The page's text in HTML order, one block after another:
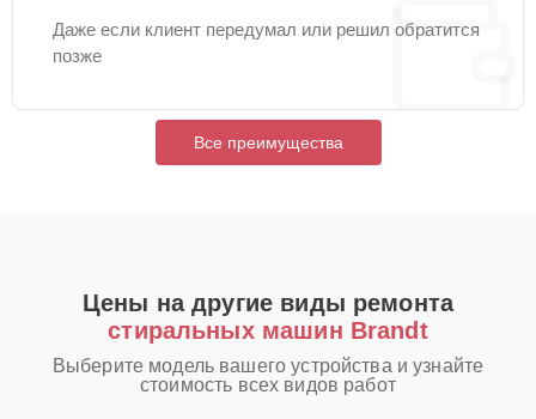
Даже если клиент передумал или решил обратится
позже
Все преимущества
Цены на другие виды ремонта
стиральных машин Brandt
Выберите модель вашего устройства и узнайте
стоимость всех видов работ